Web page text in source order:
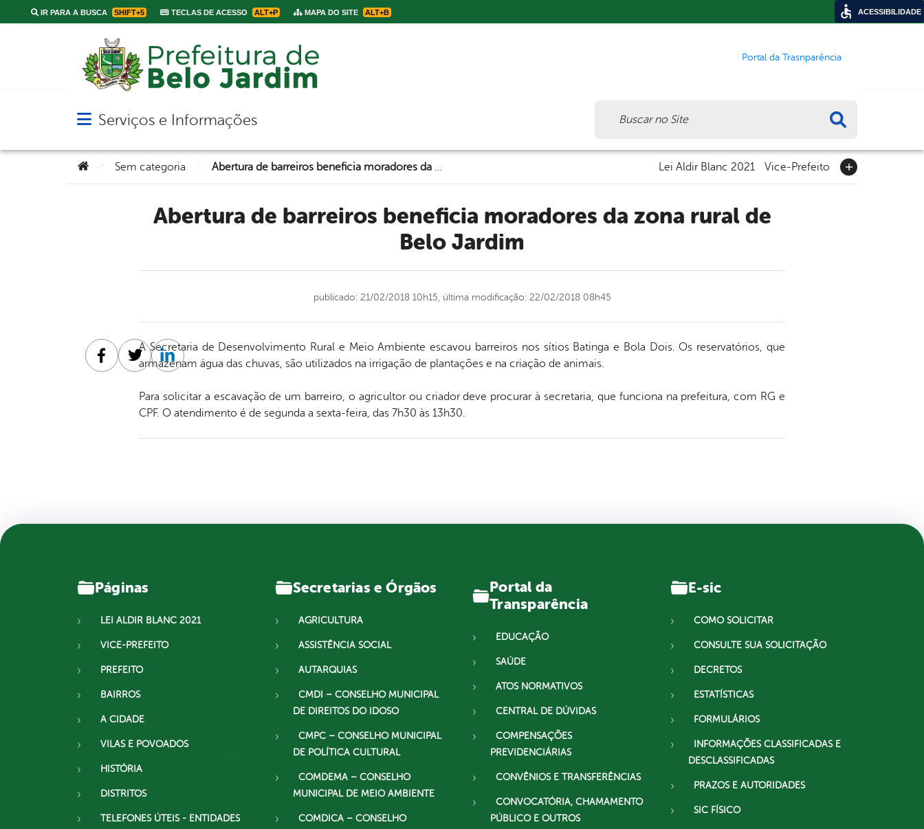
IR PARA A BUSCA SHIFT+5 TECLAS DE ACESSO ALT+P MAPA DO SITE ALT+B
Portal da Trasnparência
Abrir menu principal de navegação
Serviços e Informações
Você está aqui:Sem categoria Lei Aldir Blanc 2021 Vice-Prefeito
Abertura de barreiros beneficia moradores da zona rural de
Belo Jardim
publicado: 21/02/2018 10h15, última modificação: 22/02/2018 08h45
A Secretaria de Desenvolvimento Rural e Meio Ambiente escavou barreiros nos sítios Batinga e Bola Dois. Os reservatórios, que
armazenam água das chuvas, são utilizados na irrigação de plantações e na criação de animais.
Para solicitar a escavação de um barreiro, o agricultor ou criador deve procurar à secretaria, que funciona na prefeitura, com RG e
CPF. O atendimento é de segunda a sexta-feira, das 7h30 às 13h30.
Facebook
TwitterLinkedin
Páginas
LEI ALDIR BLANC 2021
VICE-PREFEITO
PREFEITO
BAIRROS
A CIDADE
VILAS E POVOADOS
HISTÓRIA
DISTRITOS
TELEFONES ÚTEIS - ENTIDADES
Secretarias e Órgãos
AGRICULTURA
ASSISTÊNCIA SOCIAL
AUTARQUIAS
CMDI – CONSELHO MUNICIPAL
DE DIREITOS DO IDOSO
CMPC – CONSELHO MUNICIPAL
DE POLÍTICA CULTURAL
COMDEMA – CONSELHO
MUNICIPAL DE MEIO AMBIENTE
COMDICA – CONSELHO
Portal da
Transparência
EDUCAÇÃO
SAÚDE
ATOS NORMATIVOS
CENTRAL DE DÚVIDAS
COMPENSAÇÕES
PREVIDENCIÁRIAS
CONVÊNIOS E TRANSFERÊNCIAS
CONVOCATÓRIA, CHAMAMENTO
PÚBLICO E OUTROS
E-sic
COMO SOLICITAR
CONSULTE SUA SOLICITAÇÃO
DECRETOS
ESTATÍSTICAS
FORMULÁRIOS
INFORMAÇÕES CLASSIFICADAS E
DESCLASSIFICADAS
PRAZOS E AUTORIDADES
SIC FÍSICO
ACESSIBILIDADE